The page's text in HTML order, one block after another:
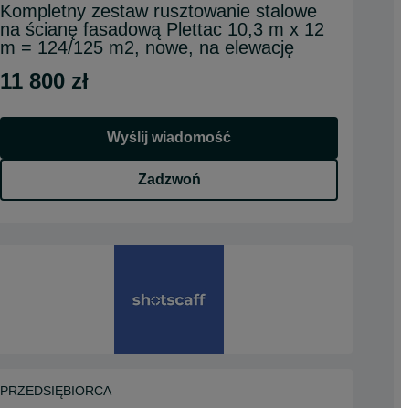
Kompletny zestaw rusztowanie stalowe
na ścianę fasadową Plettac 10,3 m x 12
m = 124/125 m2, nowe, na elewację
11 800 zł
Wyślij wiadomość
Zadzwoń
PRZEDSIĘBIORCA